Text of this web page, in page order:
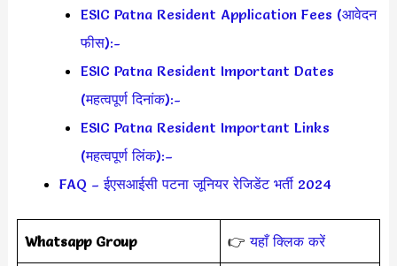
ESIC Patna Resident Application Fees (आवेदन
फीस):-
ESIC Patna Resident Important Dates
(महत्वपूर्ण दिनांक):-
ESIC Patna Resident Important Links
(महत्वपूर्ण लिंक):–
FAQ – ईएसआईसी पटना जूनियर रेजिडेंट भर्ती 2024
Whatsapp Group 👉यहाँ क्लिक करें